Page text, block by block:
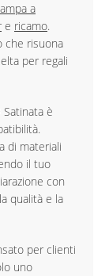
a
e ricamo.
che risuona
per regali
è
di materiali
il tuo
con
qualità e la
per clienti
uno